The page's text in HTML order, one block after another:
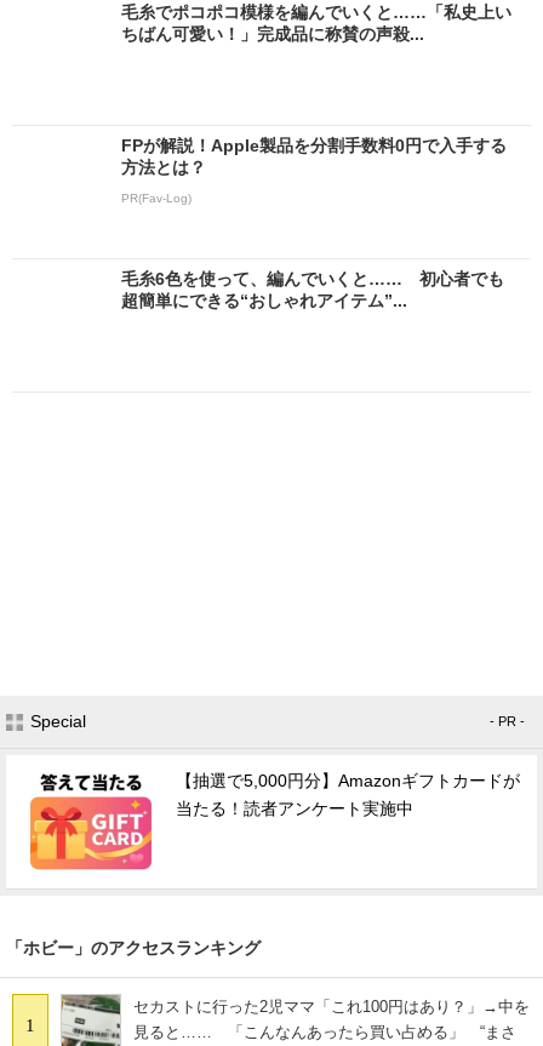
毛糸でポコポコ模様を編んでいくと……「私史上い
ちばん可愛い！」完成品に称賛の声殺...
FPが解説！Apple製品を分割手数料0円で入手する
方法とは？
PR(Fav-Log)
毛糸6色を使って、編んでいくと…… 初心者でも
超簡単にできる“おしゃれアイテム”...
Special - PR -
【抽選で5,000円分】Amazonギフトカードが
当たる！読者アンケート実施中
「ホビー」のアクセスランキング
1
セカストに行った2児ママ「これ100円はあり？」→中を
見ると…… 「こんなんあったら買い占める」 “まさ